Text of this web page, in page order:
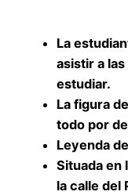
La
asistir a
estudiar.
La figura
todo por
Leyenda
Situada en
la calle del